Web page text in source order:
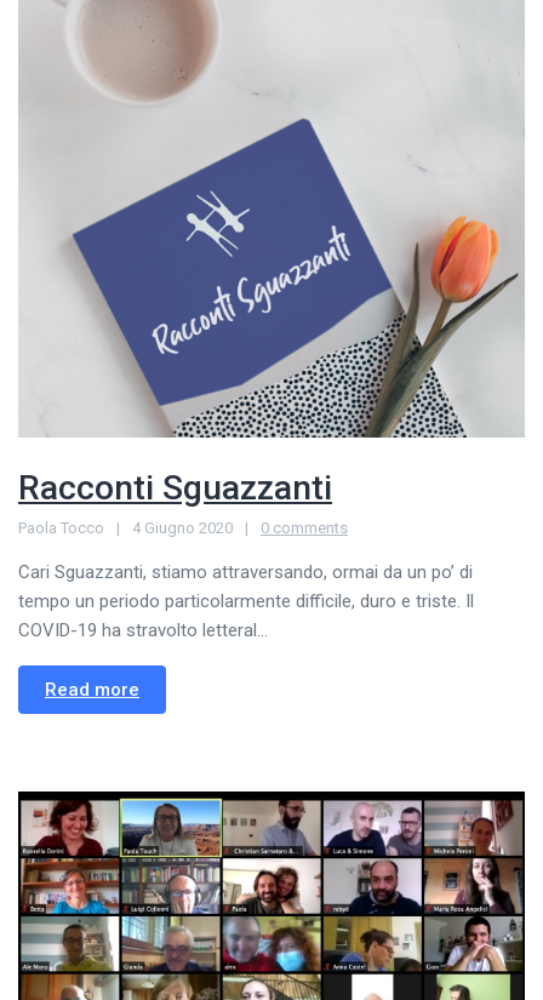
Racconti Sguazzanti
Paola Tocco 4 Giugno 2020 0 comments
Cari Sguazzanti, stiamo attraversando, ormai da un po’ di
tempo un periodo particolarmente difficile, duro e triste. Il
COVID-19 ha stravolto letteral...
Read more